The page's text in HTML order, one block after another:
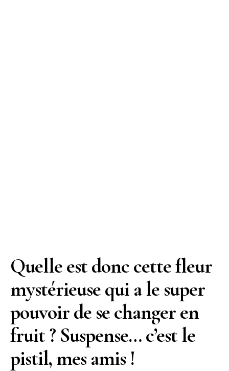
Quelle est donc cette fleur
mystérieuse qui a le super
pouvoir de se changer en
fruit ? Suspense… c’est le
pistil, mes amis !